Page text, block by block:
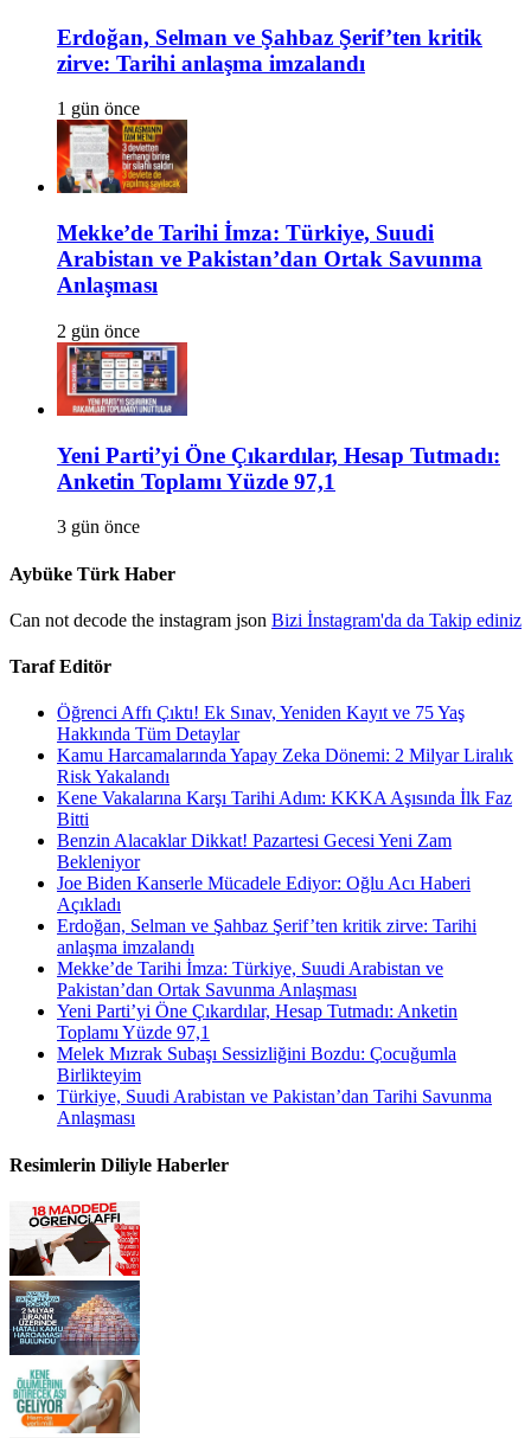
Erdoğan, Selman ve Şahbaz Şerif’ten kritik
zirve: Tarihi anlaşma imzalandı
1 gün önce
Mekke’de Tarihi İmza: Türkiye, Suudi
Arabistan ve Pakistan’dan Ortak Savunma
Anlaşması
2 gün önce
Yeni Parti’yi Öne Çıkardılar, Hesap Tutmadı:
Anketin Toplamı Yüzde 97,1
3 gün önce
Aybüke Türk Haber
Can not decode the instagram json Bizi İnstagram'da da Takip ediniz
Taraf Editör
Öğrenci Affı Çıktı! Ek Sınav, Yeniden Kayıt ve 75 Yaş
Hakkında Tüm Detaylar
Kamu Harcamalarında Yapay Zeka Dönemi: 2 Milyar Liralık
Risk Yakalandı
Kene Vakalarına Karşı Tarihi Adım: KKKA Aşısında İlk Faz
Bitti
Benzin Alacaklar Dikkat! Pazartesi Gecesi Yeni Zam
Bekleniyor
Joe Biden Kanserle Mücadele Ediyor: Oğlu Acı Haberi
Açıkladı
Erdoğan, Selman ve Şahbaz Şerif’ten kritik zirve: Tarihi
anlaşma imzalandı
Mekke’de Tarihi İmza: Türkiye, Suudi Arabistan ve
Pakistan’dan Ortak Savunma Anlaşması
Yeni Parti’yi Öne Çıkardılar, Hesap Tutmadı: Anketin
Toplamı Yüzde 97,1
Melek Mızrak Subaşı Sessizliğini Bozdu: Çocuğumla
Birlikteyim
Türkiye, Suudi Arabistan ve Pakistan’dan Tarihi Savunma
Anlaşması
Resimlerin Diliyle Haberler